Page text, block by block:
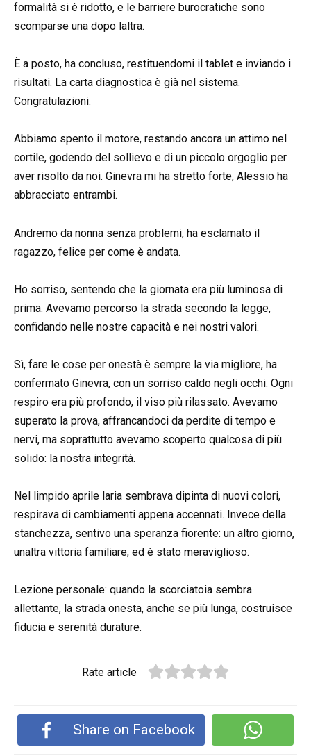
formalità si è ridotto, e le barriere burocratiche sono
scomparse una dopo laltra.
È a posto, ha concluso, restituendomi il tablet e inviando i
risultati. La carta diagnostica è già nel sistema.
Congratulazioni.
Abbiamo spento il motore, restando ancora un attimo nel
cortile, godendo del sollievo e di un piccolo orgoglio per
aver risolto da noi. Ginevra mi ha stretto forte, Alessio ha
abbracciato entrambi.
Andremo da nonna senza problemi, ha esclamato il
ragazzo, felice per come è andata.
Ho sorriso, sentendo che la giornata era più luminosa di
prima. Avevamo percorso la strada secondo la legge,
confidando nelle nostre capacità e nei nostri valori.
Sì, fare le cose per onestà è sempre la via migliore, ha
confermato Ginevra, con un sorriso caldo negli occhi. Ogni
respiro era più profondo, il viso più rilassato. Avevamo
superato la prova, affrancandoci da perdite di tempo e
nervi, ma soprattutto avevamo scoperto qualcosa di più
solido: la nostra integrità.
Nel limpido aprile laria sembrava dipinta di nuovi colori,
respirava di cambiamenti appena accennati. Invece della
stanchezza, sentivo una speranza fiorente: un altro giorno,
unaltra vittoria familiare, ed è stato meraviglioso.
Lezione personale: quando la scorciatoia sembra
allettante, la strada onesta, anche se più lunga, costruisce
fiducia e serenità durature.
Rate article
Share on Facebook